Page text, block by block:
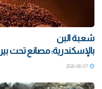
شعبة البن
بالإسكندرية: مصانع تحت